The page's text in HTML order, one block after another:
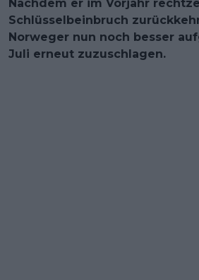
Nachdem er im Vorjahr
Schlüsselbeinbruch
Norweger nun noch besser
Juli erneut zuzuschlagen.